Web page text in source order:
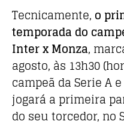
Tecnicamente, o
temporada do
Inter x Monza,
agosto, às 13h30
campeã da Serie A
jogará a primeira
do seu torcedor, no